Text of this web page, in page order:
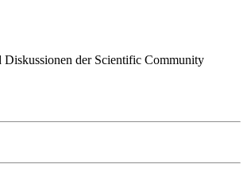
Diskussionen der Scientific Community